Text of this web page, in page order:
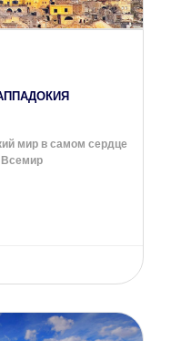
мир в самом сердце
Всемир